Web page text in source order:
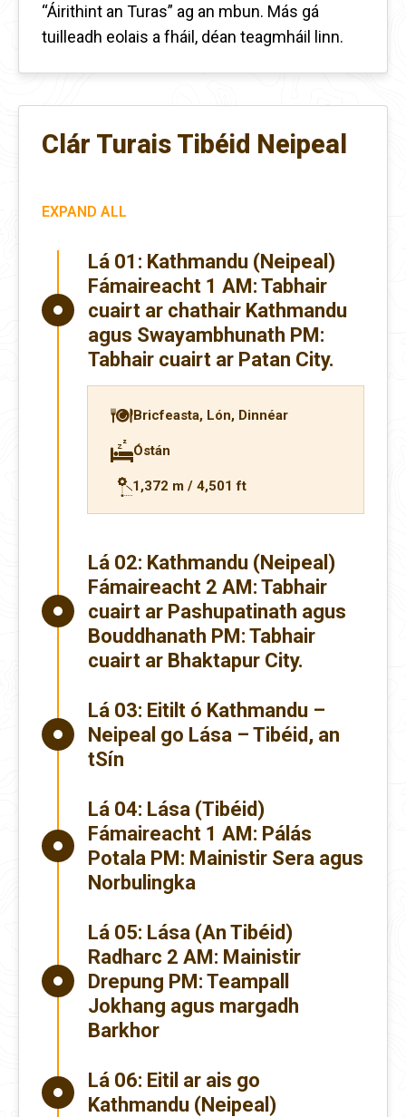
“Áirithint an Turas” ag an mbun. Más gá
tuilleadh eolais a fháil, déan teagmháil linn.
Clár Turais Tibéid Neipeal
EXPAND ALL
Lá 01: Kathmandu (Neipeal)
Fámaireacht 1 AM: Tabhair
cuairt ar chathair Kathmandu
agus Swayambhunath PM:
Tabhair cuairt ar Patan City.
Bricfeasta, Lón, Dinnéar
Óstán
1,372 m / 4,501 ft
Lá 02: Kathmandu (Neipeal)
Fámaireacht 2 AM: Tabhair
cuairt ar Pashupatinath agus
Bouddhanath PM: Tabhair
cuairt ar Bhaktapur City.
Lá 03: Eitilt ó Kathmandu –
Neipeal go Lása – Tibéid, an
tSín
Lá 04: Lása (Tibéid)
Fámaireacht 1 AM: Pálás
Potala PM: Mainistir Sera agus
Norbulingka
Lá 05: Lása (An Tibéid)
Radharc 2 AM: Mainistir
Drepung PM: Teampall
Jokhang agus margadh
Barkhor
Lá 06: Eitil ar ais go
Kathmandu (Neipeal)